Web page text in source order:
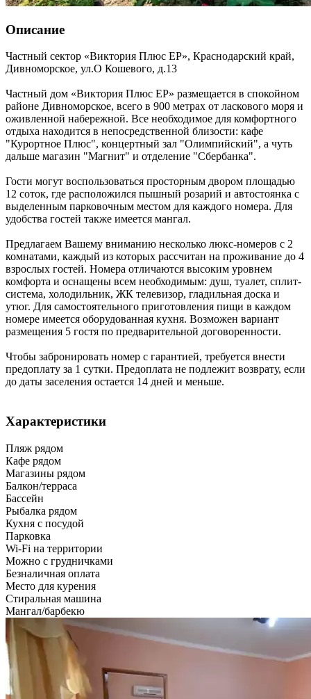
Описание
Частный сектор «Виктория Плюс ЕР», Краснодарский край,
Дивноморское, ул.О Кошевого, д.13
Частный дом «Виктория Плюс ЕР» размещается в спокойном
районе Дивноморское, всего в 900 метрах от ласкового моря и
оживленной набережной. Все необходимое для комфортного
отдыха находится в непосредственной близости: кафе
"Курортное Плюс", концертный зал "Олимпийский", а чуть
дальше магазин "Магнит" и отделение "Сбербанка".
Гости могут воспользоваться просторным двором площадью
12 соток, где расположился пышный розарий и автостоянка с
выделенным парковочным местом для каждого номера. Для
удобства гостей также имеется мангал.
Предлагаем Вашему вниманию несколько люкс-номеров с 2
комнатами, каждый из которых рассчитан на проживание до 4
взрослых гостей. Номера отличаются высоким уровнем
комфорта и оснащены всем необходимым: душ, туалет, сплит-
система, холодильник, ЖК телевизор, гладильная доска и
утюг. Для самостоятельного приготовления пищи в каждом
номере имеется оборудованная кухня. Возможен вариант
размещения 5 гостя по предварительной договоренности.
Чтобы забронировать номер с гарантией, требуется внести
предоплату за 1 сутки. Предоплата не подлежит возврату, если
до даты заселения остается 14 дней и меньше.
Характеристики
Пляж рядом
Кафе рядом
Магазины рядом
Балкон/терраса
Бассейн
Рыбалка рядом
Кухня с посудой
Парковка
Wi-Fi на территории
Можно с грудничками
Безналичная оплата
Место для курения
Стиральная машина
Мангал/барбекю